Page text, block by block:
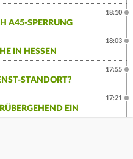
A45-SPERRUNG
18:10
IN HESSEN
18:03
STANDORT?
17:55
EIN
17:21